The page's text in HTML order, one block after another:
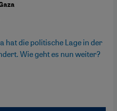
hat die politische Lage in der
Wie geht es nun weiter?